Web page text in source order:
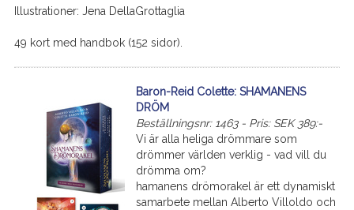
Illustrationer: Jena DellaGrottaglia
49 kort med handbok (152 sidor).
Baron-Reid Colette: SHAMANENS
DRÖM
Beställningsnr: 1463 - Pris: SEK 389:-
Vi är alla heliga drömmare som
drömmer världen verklig - vad vill du
drömma om?
hamanens drömorakel är ett dynamiskt
samarbete mellan Alberto Villoldo och